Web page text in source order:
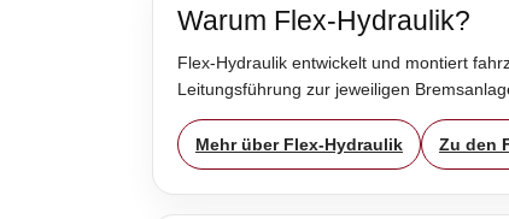
Warum Flex-Hydraulik?
Flex-Hydraulik entwickelt und montiert
Leitungsführung zur jeweiligen
Mehr über Flex-Hydraulik Zu den